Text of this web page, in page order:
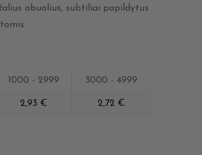
obuolius, subtiliai papildytus
1000 - 2999 3000 - 4999
2,93 € 2,72 €